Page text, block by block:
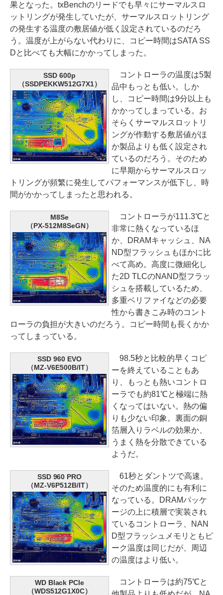
果となった。txBenchのリードでも早々にサーマルスロ
ットリングが発生していたが、サーマルスロットリング
の発生する温度の敷居値が低く設定されているのだろ
う。温度が上がらない代わりに、コピー時間はSATA SS
Dと比べても大幅にかかってしまった。
SSD 600p
（SSDPEKKW512G7X1）
コントローラの温度は5製
品中もっとも低い。しか
し、コピー時間は9分以上も
かかってしまっている。お
そらくサーマルスロットリ
ングが作動する敷居値がほ
か製品よりも低く設定され
ているのだろう。そのため
に早期からサーマルスロッ
トリングが頻繁に発生してパフォーマンスが低下し、時
間がかかってしまったと思われる。
M8Se
（PX-512M8SeGN）
コントローラが111.3℃と
非常に熱くなっているほ
か、DRAMキャッシュ、NA
ND型フラッシュもほかに比
べて高め。高度に微細化し
た2D TLCのNAND型フラッ
シュを搭載しているため、
多重ベリファイなどの必要
性から書きこみ時のコント
ローラの負担が大きいのだろう。コピー時間も長くかか
ってしまっている。
SSD 960 EVO
（MZ-V6E500B/IT）
98.5秒と比較的早くコピ
ーを終えていることもあ
り、もっとも熱いコントロ
ーラでも約81℃と極端に熱
くなってはいない。熱の偏
りも少ない印象。裏面の銅
箔層入りラベルの効果か、
うまく熱を分散できている
ようだ。
SSD 960 PRO
（MZ-V6P512B/IT）
61秒とダントツで高速。
そのため温度的にも有利に
なっている。DRAMパッケ
ージの上に積層で実装され
ているコントローラ、NAN
D型フラッシュメモリともピ
ーク温度は同じだが、周辺
の温度はより低い。
WD Black PCIe
（WDS512G1X0C）
コントローラは約75℃と